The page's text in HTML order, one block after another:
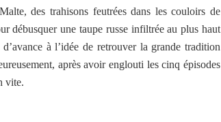
des trahisons feutrées dans les couloirs de
débusquer une taupe russe infiltrée au plus haut
à l’idée de retrouver la grande tradition
après avoir englouti les cinq épisodes
vite.